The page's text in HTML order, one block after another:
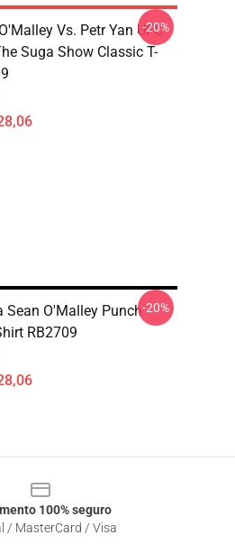
Vs. Petr Yan UFC
Suga Show Classic T-
-20%
Sean O'Malley Punch
RB2709
-20%
100% seguro
/ MasterCard / Visa